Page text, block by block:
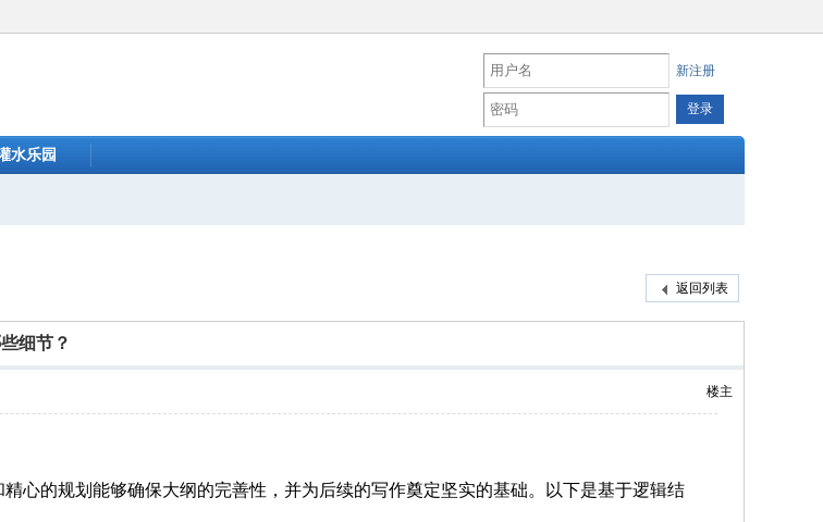
新注册
水乐园
返回列表
细节？
楼主
心的规划能够确保大纲的完善性，并为后续的写作奠定坚实的基础。以下是基于逻辑结